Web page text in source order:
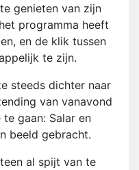
genieten van zijn
programma heeft
en de klik tussen
te zijn.
steeds dichter naar
van vanavond
gaan: Salar en
beeld gebracht.
al spijt van te